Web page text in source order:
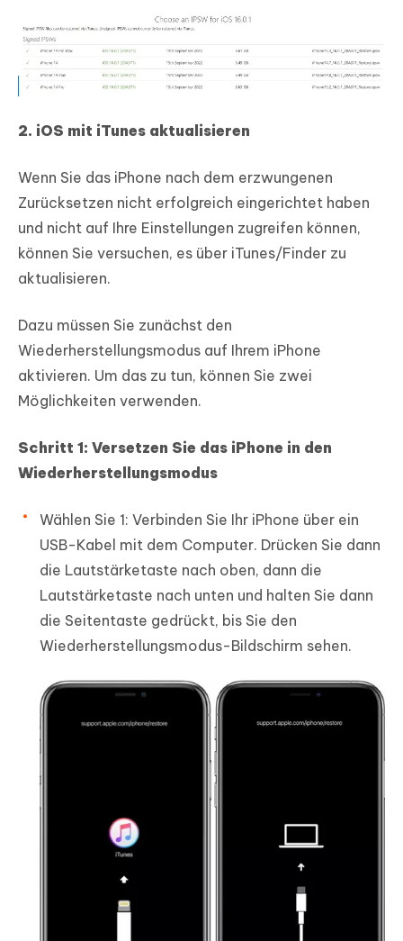
2. iOS mit iTunes aktualisieren
Wenn Sie das iPhone nach dem erzwungenen
Zurücksetzen nicht erfolgreich eingerichtet haben
und nicht auf Ihre Einstellungen zugreifen können,
können Sie versuchen, es über iTunes/Finder zu
aktualisieren.
Dazu müssen Sie zunächst den
Wiederherstellungsmodus auf Ihrem iPhone
aktivieren. Um das zu tun, können Sie zwei
Möglichkeiten verwenden.
Schritt 1: Versetzen Sie das iPhone in den
Wiederherstellungsmodus
Wählen Sie 1: Verbinden Sie Ihr iPhone über ein
USB-Kabel mit dem Computer. Drücken Sie dann
die Lautstärketaste nach oben, dann die
Lautstärketaste nach unten und halten Sie dann
die Seitentaste gedrückt, bis Sie den
Wiederherstellungsmodus-Bildschirm sehen.